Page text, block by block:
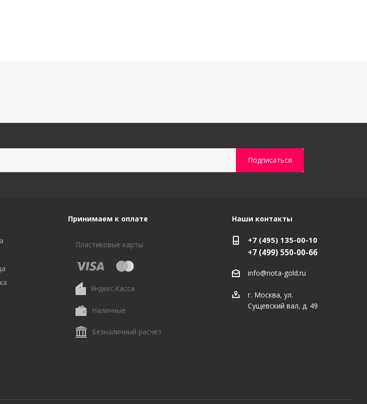
Принимаем к оплате
Пластиковые карты
Яндекс.Касса
Наличные
Безналичный расчет
Наши контакты
+7 (495) 135-00-10
+7 (499) 550-00-66
info@nota-gold.ru
г. Москва, ул.
Сущевский вал, д. 49